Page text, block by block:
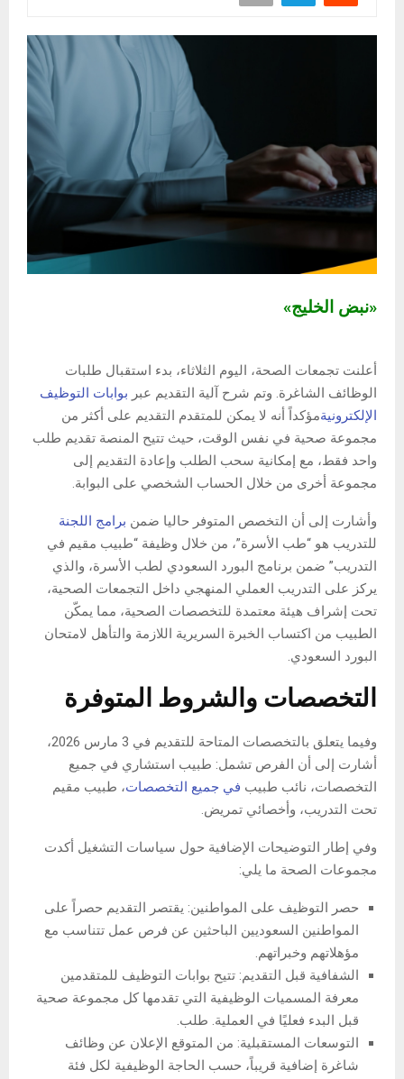
«نبض الخليج»
أعلنت تجمعات الصحة، اليوم الثلاثاء، بدء استقبال طلبات
الوظائف الشاغرة. وتم شرح آلية التقديم عبر بوابات التوظيف
الإلكترونيةمؤكداً أنه لا يمكن للمتقدم التقديم على أكثر من
مجموعة صحية في نفس الوقت، حيث تتيح المنصة تقديم طلب
واحد فقط، مع إمكانية سحب الطلب وإعادة التقديم إلى
مجموعة أخرى من خلال الحساب الشخصي على البوابة.
وأشارت إلى أن التخصص المتوفر حاليا ضمن برامج اللجنة
للتدريب هو “طب الأسرة”، من خلال وظيفة “طبيب مقيم في
التدريب” ضمن برنامج البورد السعودي لطب الأسرة، والذي
يركز على التدريب العملي المنهجي داخل التجمعات الصحية،
تحت إشراف هيئة معتمدة للتخصصات الصحية، مما يمكّن
الطبيب من اكتساب الخبرة السريرية اللازمة والتأهل لامتحان
البورد السعودي.
التخصصات والشروط المتوفرة
وفيما يتعلق بالتخصصات المتاحة للتقديم في 3 مارس 2026،
أشارت إلى أن الفرص تشمل: طبيب استشاري في جميع
التخصصات، نائب طبيب في جميع التخصصات، طبيب مقيم
تحت التدريب، وأخصائي تمريض.
وفي إطار التوضيحات الإضافية حول سياسات التشغيل أكدت
مجموعات الصحة ما يلي:
حصر التوظيف على المواطنين: يقتصر التقديم حصراً على
المواطنين السعوديين الباحثين عن فرص عمل تتناسب مع
مؤهلاتهم وخبراتهم.
الشفافية قبل التقديم: تتيح بوابات التوظيف للمتقدمين
معرفة المسميات الوظيفية التي تقدمها كل مجموعة صحية
قبل البدء فعليًا في العملية. طلب.
التوسعات المستقبلية: من المتوقع الإعلان عن وظائف
شاغرة إضافية قريباً، حسب الحاجة الوظيفية لكل فئة